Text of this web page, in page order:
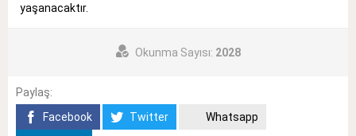
yaşanacaktır.
Okunma Sayısı: 2028
Paylaş:
Facebook
Twitter
Whatsapp